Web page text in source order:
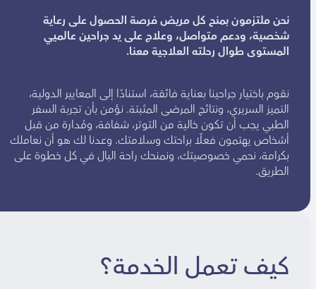
نحن ملتزمون بمنح كل مريض فرصة الحصول على رعاية
شخصية، ودعم متواصل، وعلاج على يد جراحين عالميي
المستوى طوال رحلته العلاجية معنا.
نقوم باختيار جراحينا بعناية فائقة، استنادًا إلى المعايير الدولية،
التميز السريري، ونتائج المرضى المثبتة. نؤمن بأن تجربة السفر
الطبي يجب أن تكون خالية من التوتر، شفافة، ومُدارة من قبل
أشخاص يهتمون فعلًا براحتك وسلامتك. وعدنا لك هو أن نعاملك
بكرامة، نحمي خصوصيتك، ونمنحك راحة البال في كل خطوة على
الطريق.
كيف تعمل الخدمة؟